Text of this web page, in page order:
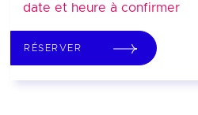
date et heure à confirmer
RÉSERVER